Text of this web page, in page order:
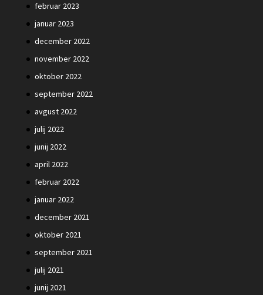
februar 2023
januar 2023
december 2022
november 2022
oktober 2022
september 2022
avgust 2022
julij 2022
junij 2022
april 2022
februar 2022
januar 2022
december 2021
oktober 2021
september 2021
julij 2021
junij 2021